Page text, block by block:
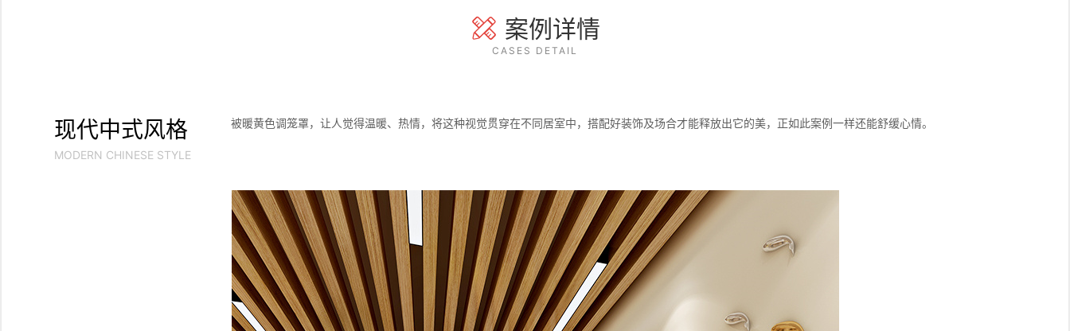
案例详情
CASES DETAIL
现代中式风格
MODERN CHINESE STYLE
被暖黄色调笼罩，让人觉得温暖、热情，将这种视觉贯穿在不同居室中，搭配好装饰及场合才能释放出它的美，正如此案例一样还能舒缓心情。